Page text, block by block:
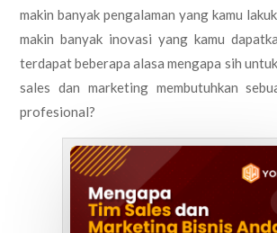
makin banyak pengalaman yang kamu
makin banyak inovasi yang kamu
terdapat beberapa alasa mengapa sih
sales dan marketing membutuhkan
profesional?